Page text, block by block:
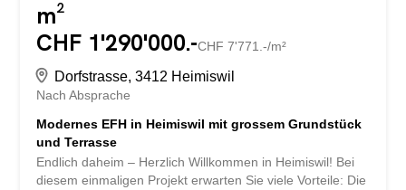
m²
CHF 1'290'000.-CHF 7'771.-/m²
Dorfstrasse, 3412 Heimiswil
Nach Absprache
Modernes EFH in Heimiswil mit grossem Grundstück
und Terrasse
Endlich daheim – Herzlich Willkommen in Heimiswil! Bei
diesem einmaligen Projekt erwarten Sie viele Vorteile: Die